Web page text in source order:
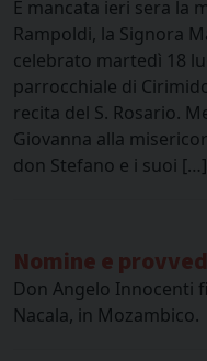
È mancata ieri sera la
Rampoldi, la Signora
celebrato martedì 18
parrocchiale di
recita del S. Rosario.
Giovanna alla
don Stefano e i suoi […]
Nomine e
Don Angelo Innocenti
Nacala, in Mozambico.